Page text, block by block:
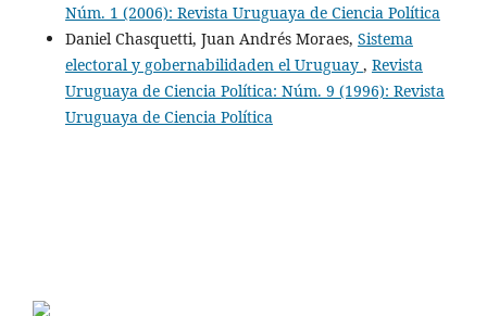
Núm. 1 (2006): Revista Uruguaya de Ciencia Política
Daniel Chasquetti, Juan Andrés Moraes, Sistema
electoral y gobernabilidaden el Uruguay , Revista
Uruguaya de Ciencia Política: Núm. 9 (1996): Revista
Uruguaya de Ciencia Política